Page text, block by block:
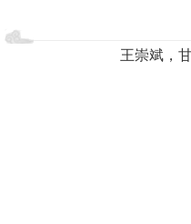
王崇斌，